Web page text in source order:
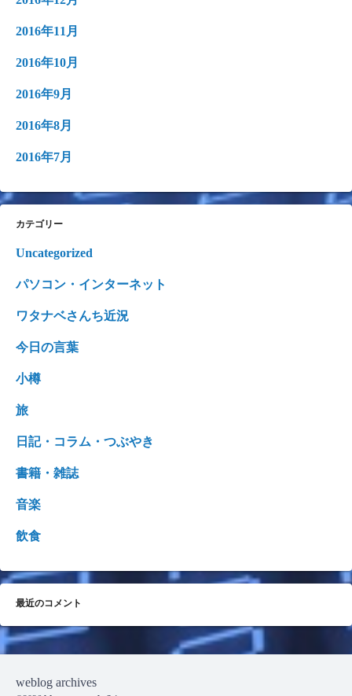
2016年12月
2016年11月
2016年10月
2016年9月
2016年8月
2016年7月
カテゴリー
Uncategorized
パソコン・インターネット
ワタナベさんち近況
今日の言葉
小樽
旅
日記・コラム・つぶやき
書籍・雑誌
音楽
飲食
最近のコメント
weblog archives